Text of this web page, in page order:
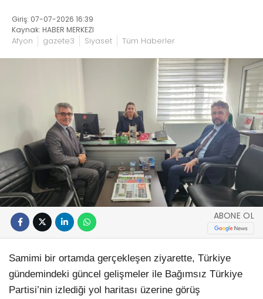
Giriş: 07-07-2026 16:39
Kaynak: HABER MERKEZI
Afyon gazete3 Siyaset Tüm Haberler
ABONE OL
Samimi bir ortamda gerçekleşen ziyarette, Türkiye
gündemindeki güncel gelişmeler ile Bağımsız Türkiye
Partisi’nin izlediği yol haritası üzerine görüş